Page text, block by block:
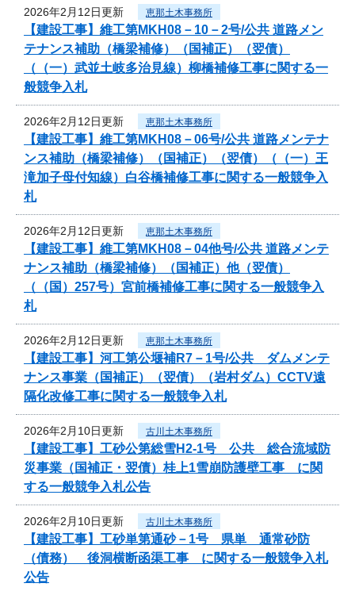
2026年2月12日更新 恵那土木事務所
【建設工事】維工第MKH08－10－2号/公共 道路メン
テナンス補助（橋梁補修）（国補正）（翌債）
（（一）武並土岐多治見線）柳橋補修工事に関する一
般競争入札
2026年2月12日更新 恵那土木事務所
【建設工事】維工第MKH08－06号/公共 道路メンテナ
ンス補助（橋梁補修）（国補正）（翌債）（（一）王
滝加子母付知線）白谷橋補修工事に関する一般競争入
札
2026年2月12日更新 恵那土木事務所
【建設工事】維工第MKH08－04他号/公共 道路メンテ
ナンス補助（橋梁補修）（国補正）他（翌債）
（（国）257号）宮前橋補修工事に関する一般競争入
札
2026年2月12日更新 恵那土木事務所
【建設工事】河工第公堰補R7－1号/公共 ダムメンテ
ナンス事業（国補正）（翌債）（岩村ダム）CCTV遠
隔化改修工事に関する一般競争入札
2026年2月10日更新 古川土木事務所
【建設工事】工砂公第総雪H2-1号 公共 総合流域防
災事業（国補正・翌債）桂上1雪崩防護壁工事 に関
する一般競争入札公告
2026年2月10日更新 古川土木事務所
【建設工事】工砂単第通砂－1号 県単 通常砂防
（債務） 後洞横断函渠工事 に関する一般競争入札
公告